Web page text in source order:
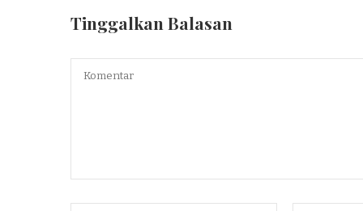
Tinggalkan Balasan